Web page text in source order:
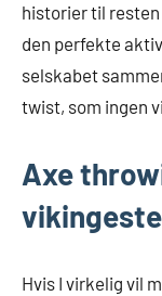
historier til
den perfekte
selskabet
twist, som ingen
Axe
Hvis I virkelig vil